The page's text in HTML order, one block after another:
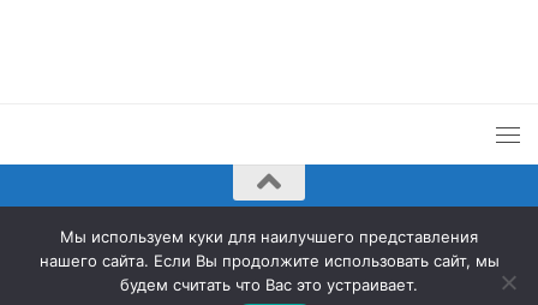
Дворец спорта «Надежда» © 2026. Все права защищены.
Мы используем куки для наилучшего представления
нашего сайта. Если Вы продолжите использовать сайт, мы
будем считать что Вас это устраивает.